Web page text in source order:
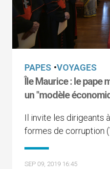
PAPES •VOYAGES
Île Maurice : le pape
un "modèle
Il invite les dirigeants
formes de corruption
SEP 09, 2019 16:45